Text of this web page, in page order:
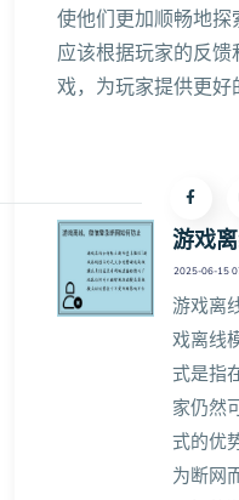
使他们更加顺畅地
应该根据玩家的反
戏，为玩家提供更好
游戏
2025-06-15
游戏离
戏离线
式是指
家仍然
式的优
为断网